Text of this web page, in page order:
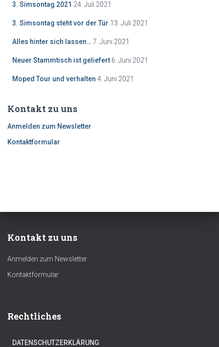
3. Simsontag 2021 24. Juli 2021
3. Simsontag steht vor der Tür 13. Juli 2021
Alles hinter sich lassen… 7. Juni 2021
Neuer Stammtisch ist geliefert 6. Juni 2021
Moped Tour und verhalten 4. Juni 2021
Kontakt zu uns
Anmelden zum Newsletter
Kontaktformular
Kontakt zu uns
Anmelden zum Newsletter
Kontaktformular
Rechtliches
DATENSCHUTZERKLÄRUNG